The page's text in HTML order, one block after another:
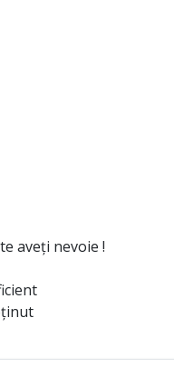
aveți nevoie !